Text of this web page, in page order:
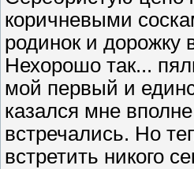
коричневыми
родинок и дорожку
Нехорошо так...
мой первый и
казался мне
встречались. Но
встретить никого